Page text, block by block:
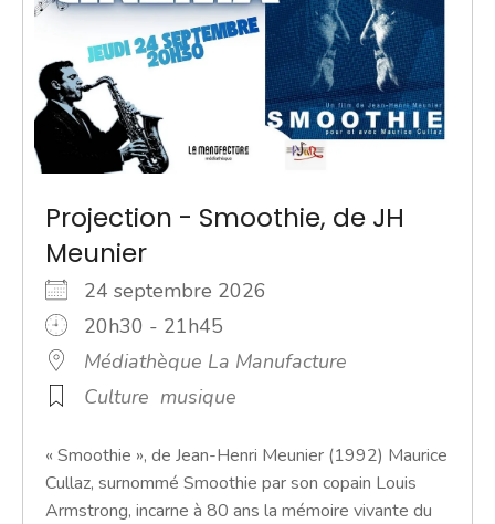
Projection - Smoothie, de JH
Meunier
24 septembre 2026
20h30 - 21h45
Médiathèque La Manufacture
Culture musique
« Smoothie », de Jean-Henri Meunier (1992) Maurice
Cullaz, surnommé Smoothie par son copain Louis
Armstrong, incarne à 80 ans la mémoire vivante du